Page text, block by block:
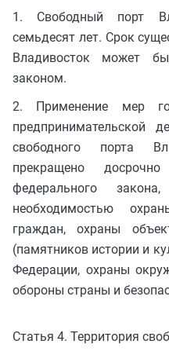
1. Свободный порт
семьдесят лет. Срок
Владивосток может
законом.
2. Применение мер
предпринимательской
свободного порта
прекращено
федерального
необходимостью
граждан, охраны
(памятников истории и
Федерации, охраны
обороны страны и
Статья 4. Территория